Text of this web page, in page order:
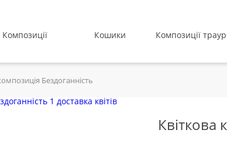
Композиції Кошики Композиції
Бездоганність
Квіткова